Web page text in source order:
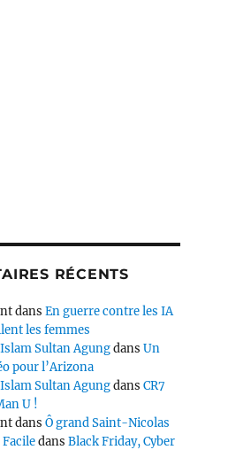
RÉCENTS
dansEn guerre contre les IA
les femmes
Sultan AgungdansUn
pour l’Arizona
Sultan AgungdansCR7
U !
dansÔ grand Saint-Nicolas
dansBlack Friday, Cyber